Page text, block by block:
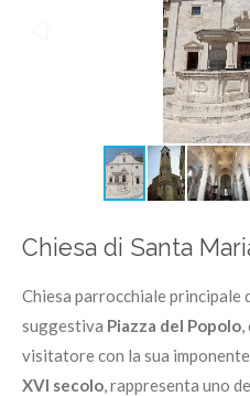
Chiesa di Santa
Chiesa parrocchiale principale
suggestiva Piazza del Popolo,
visitatore con la sua
XVI secolo, rappresenta uno